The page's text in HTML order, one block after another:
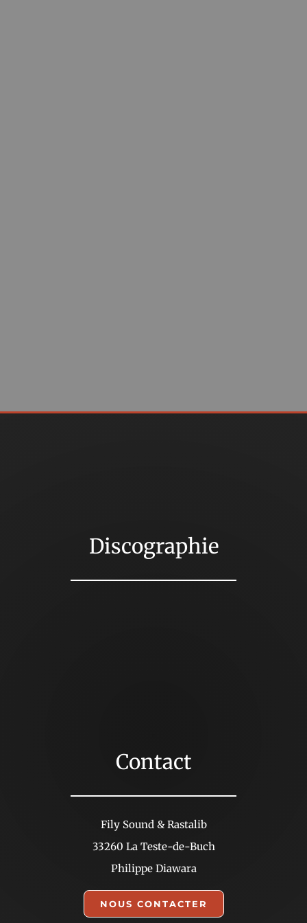
Discographie
Contact
Fily Sound & Rastalib
33260 La Teste-de-Buch
Philippe Diawara
NOUS CONTACTER